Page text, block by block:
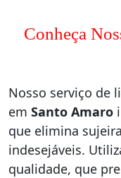
Conheça
Nosso serviço de
em Santo Amaro
que elimina
indesejáveis.
qualidade, que